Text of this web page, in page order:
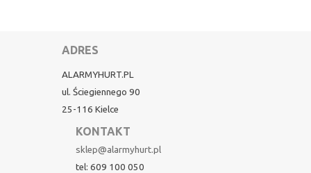
ADRES
ALARMYHURT.PL
ul. Ściegiennego 90
25-116 Kielce
KONTAKT
sklep@alarmyhurt.pl
tel: 609 100 050